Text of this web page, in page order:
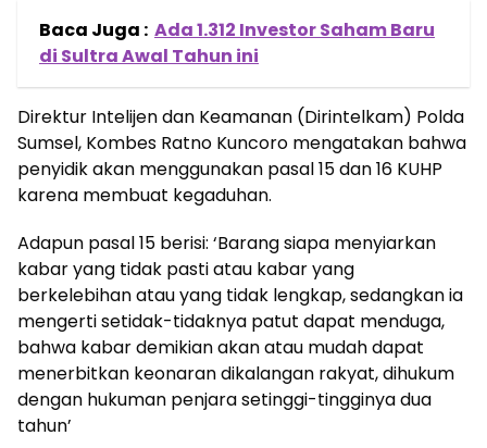
Baca Juga : Ada 1.312 Investor Saham Baru
di Sultra Awal Tahun ini
Direktur Intelijen dan Keamanan (Dirintelkam) Polda
Sumsel, Kombes Ratno Kuncoro mengatakan bahwa
penyidik akan menggunakan pasal 15 dan 16 KUHP
karena membuat kegaduhan.
Adapun pasal 15 berisi: ‘Barang siapa menyiarkan
kabar yang tidak pasti atau kabar yang
berkelebihan atau yang tidak lengkap, sedangkan ia
mengerti setidak-tidaknya patut dapat menduga,
bahwa kabar demikian akan atau mudah dapat
menerbitkan keonaran dikalangan rakyat, dihukum
dengan hukuman penjara setinggi-tingginya dua
tahun’